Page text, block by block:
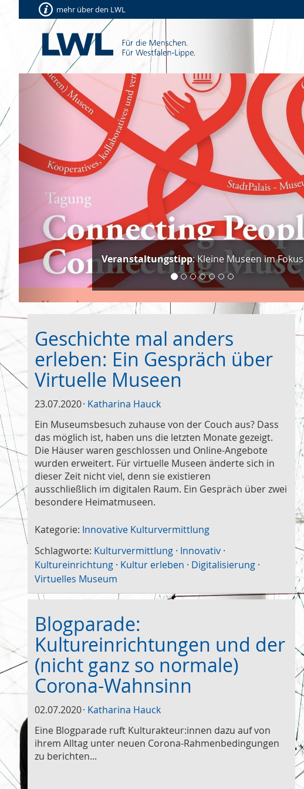
mehr über den LWL
Veranstaltungstipp: Kleine Museen im Fokus
Vorherige
Geschichte mal anders
erleben: Ein Gespräch über
Virtuelle Museen
23.07.2020 Katharina Hauck
Ein Museumsbesuch zuhause von der Couch aus? Dass
das möglich ist, haben uns die letzten Monate gezeigt.
Die Häuser waren geschlossen und Online-Angebote
wurden erweitert. Für virtuelle Museen änderte sich in
dieser Zeit nicht viel, denn sie existieren
ausschließlich im digitalen Raum. Ein Gespräch über zwei
besondere Heimatmuseen.
Kategorie: Innovative Kulturvermittlung
Schlagworte: Kulturvermittlung · Innovativ ·
Kultureinrichtung · Kultur erleben · Digitalisierung ·
Virtuelles Museum
Blogparade:
Kultureinrichtungen und der
(nicht ganz so normale)
Corona-Wahnsinn
02.07.2020 Katharina Hauck
Eine Blogparade ruft Kulturakteur:innen dazu auf von
ihrem Alltag unter neuen Corona-Rahmenbedingungen
zu berichten...